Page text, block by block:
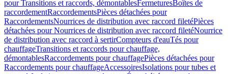
pour Transitions et raccords, démontablesFermeturesBoîtes de
raccordementRaccordementsPièces détachées pour
RaccordementsNourrices de distribution avec raccord filetéPièces
détachées pour Nourrices de distribution avec raccord filetéNourrice
de distribution avec raccord à sertirCompteurs d'eauTés pour
chauffageTransitions et raccords pour chauffage,
démontablesRaccordements pour chauffagePièces détachées pour
Raccordements pour chauffageAccessoiresIsolations pour tubes et